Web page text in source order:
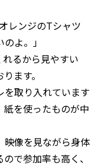
レンジのTシャツ
よ。」
れるから見やすい
ます。
を取り入れています
を使ったものが中
映像を見ながら身体
で参加率も高く、